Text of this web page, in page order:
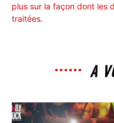
plus sur la façon dont les
traitées.
A